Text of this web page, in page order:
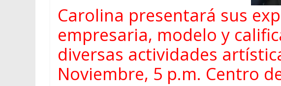
Carolina presentará sus
empresaria, modelo y
diversas actividades
Noviembre, 5 p.m. Centro